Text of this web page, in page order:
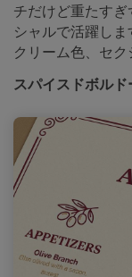
チだけど重たす
シャルで活躍し
クリーム色、セク
スパイスドボル